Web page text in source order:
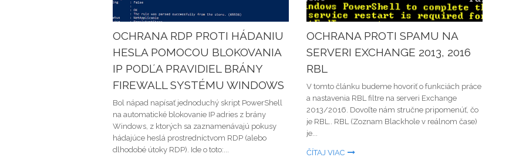
OCHRANA RDP PROTI HÁDANIU
HESLA POMOCOU BLOKOVANIA
IP PODĽA PRAVIDIEL BRÁNY
FIREWALL SYSTÉMU WINDOWS
Bol nápad napísať jednoduchý skript PowerShell
na automatické blokovanie IP adries z brány
Windows, z ktorých sa zaznamenávajú pokusy
hádajúce heslá prostredníctvom RDP (alebo
dlhodobé útoky RDP). Ide o toto:...
OCHRANA PROTI SPAMU NA
SERVERI EXCHANGE 2013, 2016
RBL
V tomto článku budeme hovoriť o funkciách práce
a nastavenia RBL filtre na serveri Exchange
2013/2016. Dovoľte nám stručne pripomenúť, čo
je RBL.. RBL (Zoznam Blackhole v reálnom čase)
je...
ČÍTAJ VIAC